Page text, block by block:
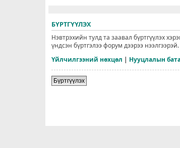
БҮРТГҮҮЛЭХ
Нэвтрэхийн тулд та заавал бүртгүүлэх
үндсэн бүртгэлээ форум дээрээ
Үйлчилгээний нөхцөл | Нууцлалын
Бүртгүүлэх